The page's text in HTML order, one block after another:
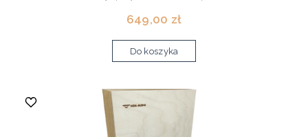
649,00 zł
Do koszyka